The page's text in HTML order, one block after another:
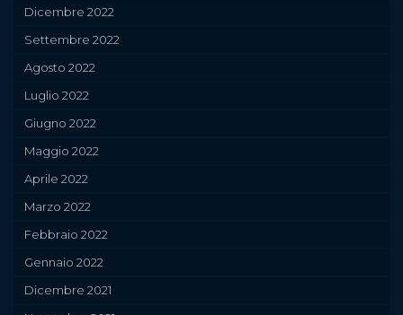
Dicembre 2022
Settembre 2022
Agosto 2022
Luglio 2022
Giugno 2022
Maggio 2022
Aprile 2022
Marzo 2022
Febbraio 2022
Gennaio 2022
Dicembre 2021